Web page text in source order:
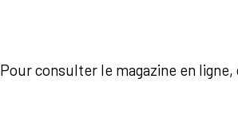
Pour consulter le magazine en ligne,